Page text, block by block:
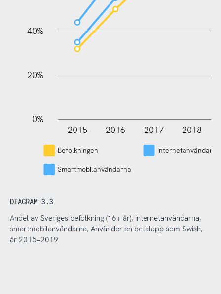
40%
20%
0%
L
2015 2016 2017 2018
Befolkningen Internetanvändarna
Smartmobilanvändarna
DIAGRAM 3.3
Andel av Sveriges befolkning (16+ år), internetanvändarna,
smartmobilanvändarna, Använder en betalapp som Swish,
år 2015–2019